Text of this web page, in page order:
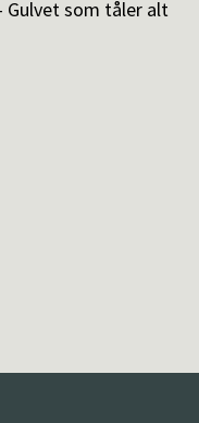
Gulvet som tåler alt